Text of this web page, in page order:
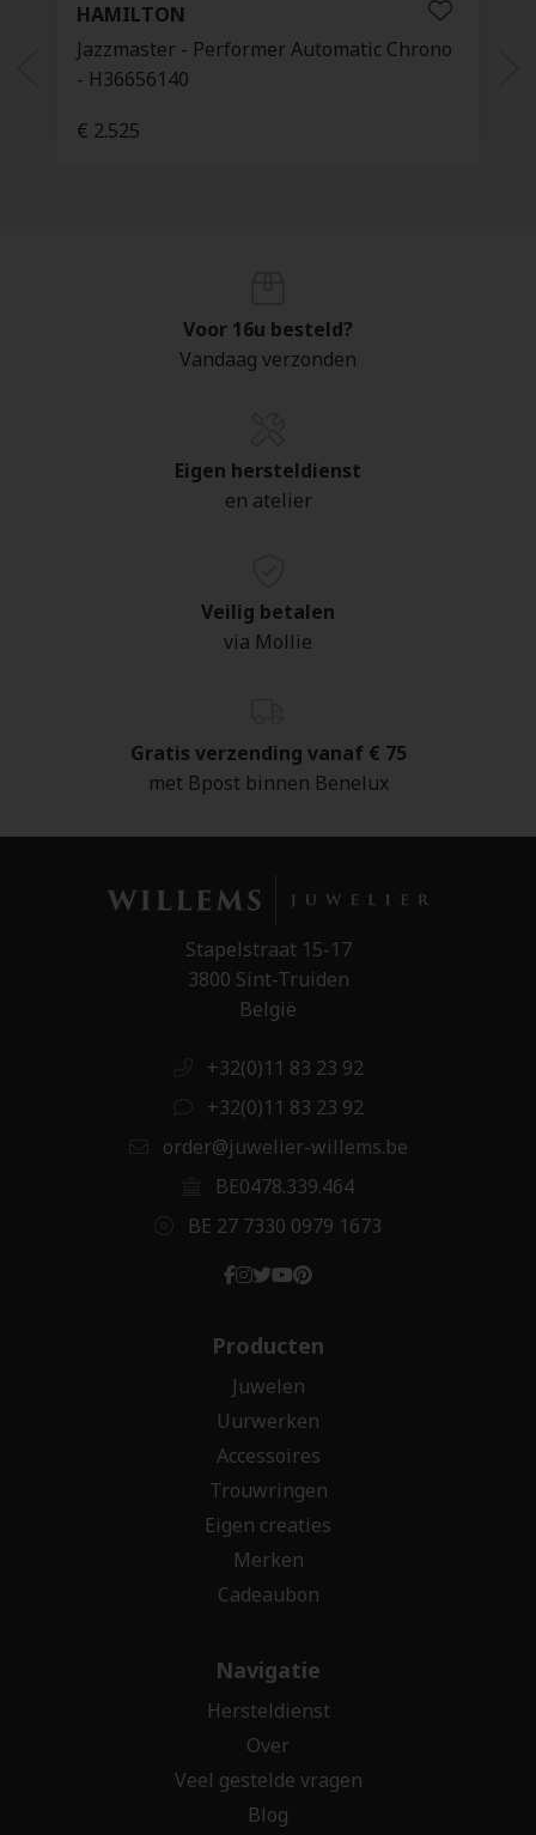
HAMILTON
Jazzmaster - Performer Automatic Chrono
- H36656140
€ 2.525
Voor 16u besteld?
Vandaag verzonden
Eigen hersteldienst
en atelier
Veilig betalen
via Mollie
Gratis verzending vanaf € 75
met Bpost binnen Benelux
Stapelstraat 15-17
3800 Sint-Truiden
België
+32(0)11 83 23 92
+32(0)11 83 23 92
order@juwelier-willems.be
BE0478.339.464
BE 27 7330 0979 1673
Producten
Juwelen
Uurwerken
Accessoires
Trouwringen
Eigen creaties
Merken
Cadeaubon
Navigatie
Hersteldienst
Over
Veel gestelde vragen
Blog